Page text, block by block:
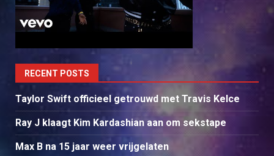
RECENT POSTS
Taylor Swift officieel getrouwd met Travis Kelce
Ray J klaagt Kim Kardashian aan om sekstape
Max B na 15 jaar weer vrijgelaten